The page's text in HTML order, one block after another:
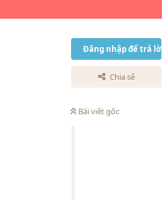
Đăng nhập để trả lời
Chia sẻ
Bài viết gốc